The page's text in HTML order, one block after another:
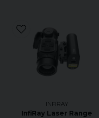
INFIRAY
InfiRay Laser Range